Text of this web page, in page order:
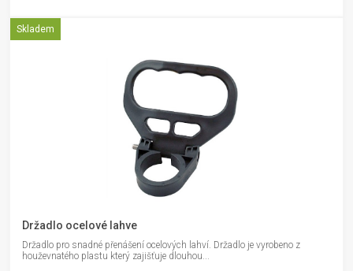
Skladem
Držadlo ocelové lahve
Držadlo pro snadné přenášení ocelových lahví. Držadlo je vyrobeno z
houževnatého plastu který zajišťuje dlouhou...